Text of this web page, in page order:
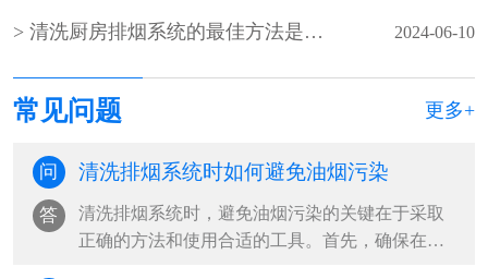
清洗厨房排烟系统的最佳方法是什么 2024-06-10
常见问题 更多+
问 清洗排烟系统时如何避免油烟污染
答
清洗排烟系统时，避免油烟污染的关键在于采取
正确的方法和使用合适的工具。首先，确保在清